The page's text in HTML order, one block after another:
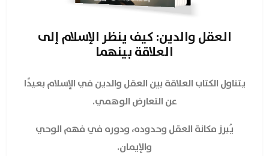
العقل والدين: كيف ينظر الإسلام إلى
العلاقة بينهما
يتناول الكتاب العلاقة بين العقل والدين في الإسلام بعيدًا
عن التعارض الوهمي.
يُبرز مكانة العقل وحدوده، ودوره في فهم الوحي
والإيمان.